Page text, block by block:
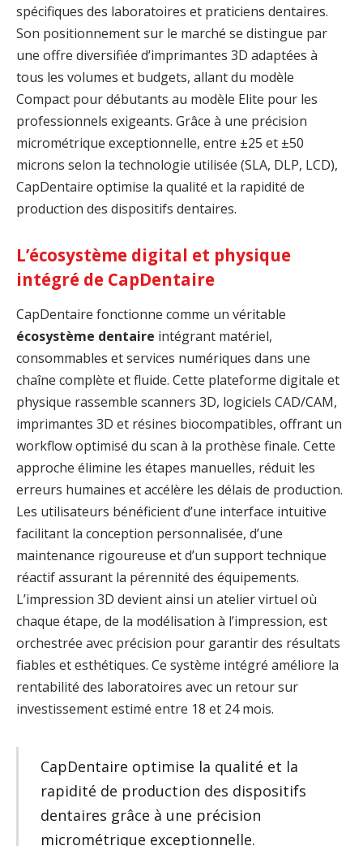
spécifiques des laboratoires et praticiens dentaires.
Son positionnement sur le marché se distingue par
une offre diversifiée d’imprimantes 3D adaptées à
tous les volumes et budgets, allant du modèle
Compact pour débutants au modèle Elite pour les
professionnels exigeants. Grâce à une précision
micrométrique exceptionnelle, entre ±25 et ±50
microns selon la technologie utilisée (SLA, DLP, LCD),
CapDentaire optimise la qualité et la rapidité de
production des dispositifs dentaires.
L’écosystème digital et physique
intégré de CapDentaire
CapDentaire fonctionne comme un véritable
écosystème dentaire intégrant matériel,
consommables et services numériques dans une
chaîne complète et fluide. Cette plateforme digitale et
physique rassemble scanners 3D, logiciels CAD/CAM,
imprimantes 3D et résines biocompatibles, offrant un
workflow optimisé du scan à la prothèse finale. Cette
approche élimine les étapes manuelles, réduit les
erreurs humaines et accélère les délais de production.
Les utilisateurs bénéficient d’une interface intuitive
facilitant la conception personnalisée, d’une
maintenance rigoureuse et d’un support technique
réactif assurant la pérennité des équipements.
L’impression 3D devient ainsi un atelier virtuel où
chaque étape, de la modélisation à l’impression, est
orchestrée avec précision pour garantir des résultats
fiables et esthétiques. Ce système intégré améliore la
rentabilité des laboratoires avec un retour sur
investissement estimé entre 18 et 24 mois.
CapDentaire optimise la qualité et la
rapidité de production des dispositifs
dentaires grâce à une précision
micrométrique exceptionnelle.